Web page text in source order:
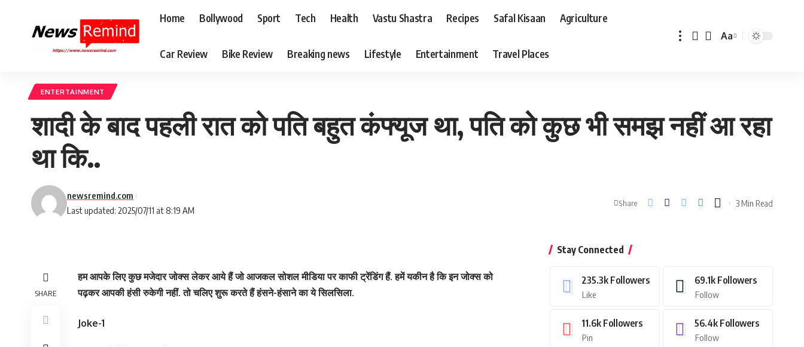
Home Bollywood Sport Tech Health Vastu Shastra Recipes Safal Kisaan Agriculture
Car Review Bike Review Breaking news Lifestyle Entertainment Travel Places
Font
Aa
ENTERTAINMENT
शादी के बाद पहली रात को पति बहुत कंफ्यूज था, पति को कुछ भी समझ नहीं आ रहा
था कि..
Last updated: 2025/07/11 at 8:19 AM
newsremind.com
Share 3 Min Read
SHARE
हम आपके लिए कुछ मजेदार जोक्स लेकर आये हैं जो आजकल सोशल मीडिया पर काफी ट्रेंडिंग हैं. हमें यकीन है कि इन जोक्स को
पढ़कर आपकी हंसी रुकेगी नहीं. तो चलिए शुरू करते हैं हंसने-हंसाने का ये सिलसिला.
Joke-1
Stay Connected
235.3k Followers
Like
69.1k Followers
Follow
11.6k Followers
Pin
56.4k Followers
Follow